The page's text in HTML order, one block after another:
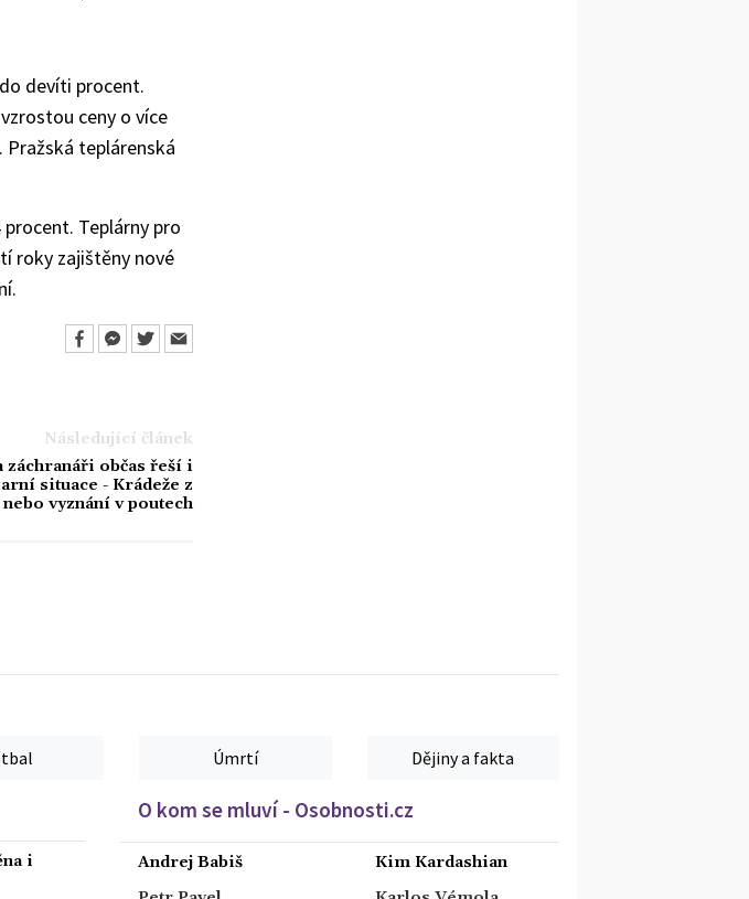
devíti procent.
ceny o více
Pražská teplárenská
Teplárny pro
roky zajištěny nové
Následující článek
záchranáři občas řeší i
situace - Krádeže z
vyznání v poutech
Úmrtí Dějiny a fakta
i
O kom se mluví - Osobnosti.cz
Andrej Babiš
Kim Kardashian